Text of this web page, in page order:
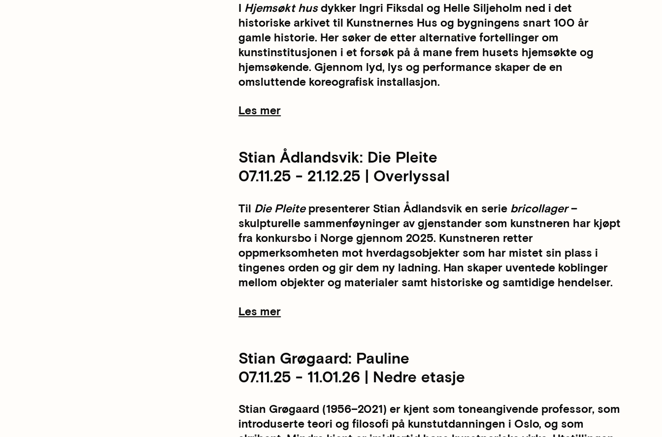
I Hjemsøkt husdykker Ingri Fiksdal og Helle Siljeholm ned i det
historiske arkivet til Kunstnernes Hus og bygningens snart 100 år
gamle historie. Her søker de etter alternative fortellinger om
kunstinstitusjonen i et forsøk på å mane frem husets hjemsøkte og
hjemsøkende. Gjennom lyd, lys og performance skaper de en
omsluttende koreografisk installasjon.
Les mer
Stian Ådlandsvik: Die Pleite
07.11.25 - 21.12.25 | Overlyssal
Til Die Pleitepresenterer Stian Ådlandsvik en serie bricollager–
skulpturelle sammenføyninger av gjenstander som kunstneren har kjøpt
fra konkursbo i Norge gjennom 2025. Kunstneren retter
oppmerksomheten mot hverdagsobjekter som har mistet sin plass i
tingenes orden og gir dem ny ladning. Han skaper uventede koblinger
mellom objekter og materialer samt historiske og samtidige hendelser.
Les mer
Stian Grøgaard: Pauline
07.11.25 - 11.01.26 | Nedre etasje
Stian Grøgaard (1956–2021) er kjent som toneangivende professor, som
introduserte teori og filosofi på kunstutdanningen i Oslo, og som